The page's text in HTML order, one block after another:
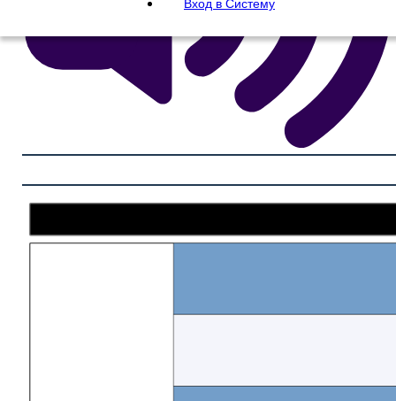
Вход в Систему